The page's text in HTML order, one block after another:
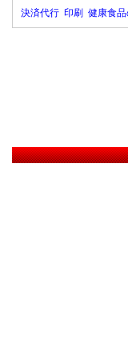
決済代行 印刷 健康食